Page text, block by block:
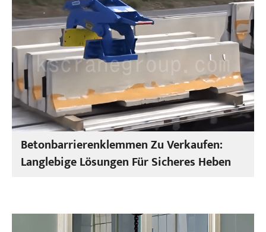
Betonbarrierenklemmen Zu Verkaufen:
Langlebige Lösungen Für Sicheres Heben